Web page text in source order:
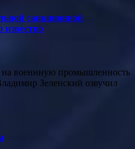
санкционной
известно
Зеленский озвучил